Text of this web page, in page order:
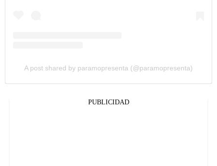
A post shared by paramopresenta (@paramopresenta)
PUBLICIDAD